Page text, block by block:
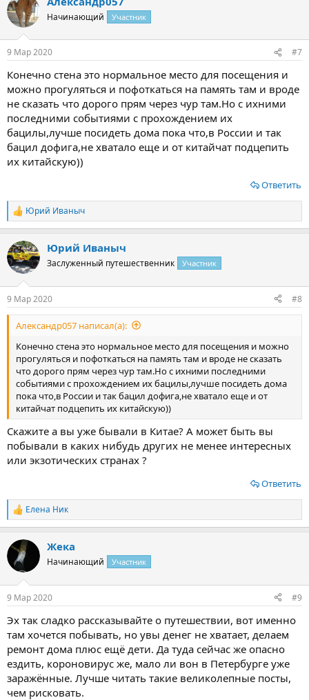
Начинающий Участник
9 Мар 2020 #7
Конечно стена это нормальное место для посещения и
можно прогуляться и пофоткаться на память там и вроде
не сказать что дорого прям через чур там.Но с ихними
последними событиями с прохождением их
бацилы,лучше посидеть дома пока что,в России и так
бацил дофига,не хватало еще и от китайчат подцепить
их китайскую))
Ответить
Р
е
к
ц
и
Юрий Иваныч
Юрий Иваныч
Заслуженный путешественник Участник
9 Мар 2020 #8
Александр057 написал(а):
Конечно стена это нормальное место для посещения и можно
прогуляться и пофоткаться на память там и вроде не сказать
что дорого прям через чур там.Но с ихними последними
событиями с прохождением их бацилы,лучше посидеть дома
пока что,в России и так бацил дофига,не хватало еще и от
китайчат подцепить их китайскую))
Скажите а вы уже бывали в Китае? А может быть вы
побывали в каких нибудь других не менее интересных
или экзотических странах ?
Ответить
Р
е
к
ц
и
Елена Ник
Жека
Начинающий Участник
9 Мар 2020 #9
Эх так сладко рассказывайте о путешествии, вот именно
там хочется побывать, но увы денег не хватает, делаем
ремонт дома плюс ещё дети. Да туда сейчас же опасно
ездить, короновирус же, мало ли вон в Петербурге уже
заражённые. Лучше читать такие великолепные посты,
чем рисковать.